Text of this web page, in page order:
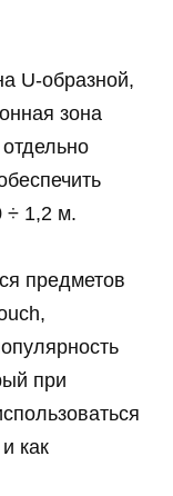
U-образной,
зона
÷ 1,2 м.
предметов
при
как